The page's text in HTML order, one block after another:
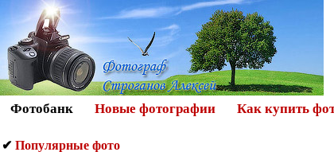
Фотобанк Новые фотографии Как купить
✔ Популярные фото